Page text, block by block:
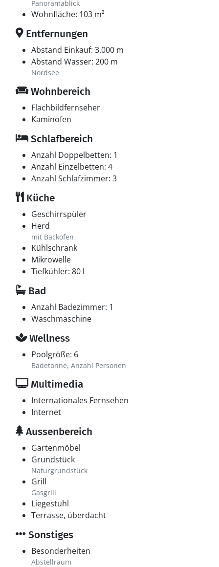
Panoramablick
Wohnfläche: 103 m²
Entfernungen
Abstand Einkauf: 3.000 m
Abstand Wasser: 200 m
Nordsee
Wohnbereich
Flachbildfernseher
Kaminofen
Schlafbereich
Anzahl Doppelbetten: 1
Anzahl Einzelbetten: 4
Anzahl Schlafzimmer: 3
Küche
Geschirrspüler
Herd
mit Backofen
Kühlschrank
Mikrowelle
Tiefkühler: 80 l
Bad
Anzahl Badezimmer: 1
Waschmaschine
Wellness
Poolgröße: 6
Badetonne, Anzahl Personen
Multimedia
Internationales Fernsehen
Internet
Aussenbereich
Gartenmöbel
Grundstück
Naturgrundstück
Grill
Gasgrill
Liegestuhl
Terrasse, überdacht
Sonstiges
Besonderheiten
Abstellraum